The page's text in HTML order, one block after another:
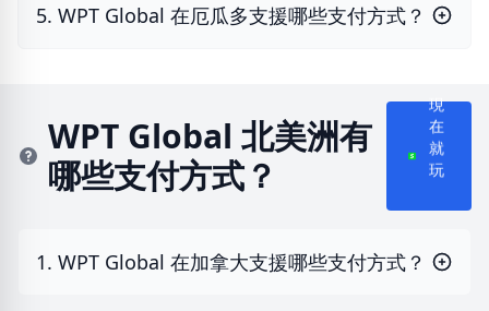
5. WPT Global 在厄瓜多支援哪些支付方式？
WPT Global 北美洲有
哪些支付方式？
現
在
就
玩
1. WPT Global 在加拿大支援哪些支付方式？